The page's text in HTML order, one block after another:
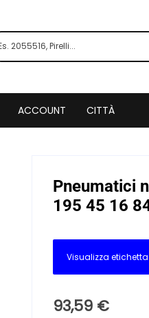
ACCOUNT CITTÀ
Pneumatici
195 45 16
Visualizza
93,59 €